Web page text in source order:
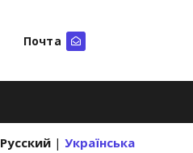
Почта
Русский | Українська